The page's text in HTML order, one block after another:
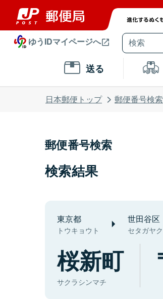
ゆうIDマイページへ
送る
日本郵便トップ 郵便番号検索
郵便番号検索
検索結果
東京都
トウキョウト
世田谷区
セタガヤク
桜新町
サクラシンマチ